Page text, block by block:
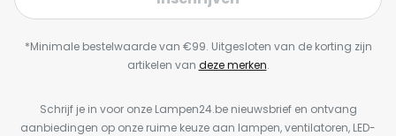
*Minimale bestelwaarde van €99. Uitgesloten van de korting zijn
artikelen van deze merken.
Schrijf je in voor onze Lampen24.be nieuwsbrief en ontvang
aanbiedingen op onze ruime keuze aan lampen, ventilatoren, LED-